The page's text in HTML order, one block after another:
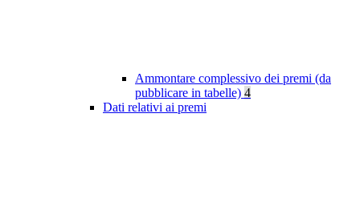
Ammontare complessivo dei premi (da
pubblicare in tabelle) 4
Dati relativi ai premi